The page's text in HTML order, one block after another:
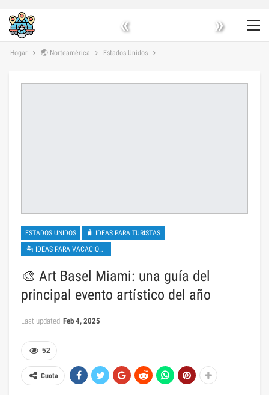
« »
Hogar 🌏 Norteamérica Estados Unidos
ESTADOS UNIDOS
🧳 IDEAS PARA TURISTAS
🏝 IDEAS PARA VACACIONES
🎨 Art Basel Miami: una guía del
principal evento artístico del año
Last updated Feb 4, 2025
52
Cuota